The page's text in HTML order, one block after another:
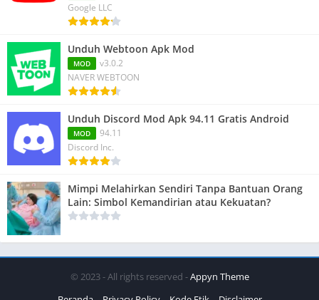
Google LLC
Unduh Webtoon Apk Mod
MOD
v3.0.2
NAVER WEBTOON
Unduh Discord Mod Apk 94.11 Gratis Android
MOD
94.11
Discord Inc.
Mimpi Melahirkan Sendiri Tanpa Bantuan Orang
Lain: Simbol Kemandirian atau Kekuatan?
© 2023 - All rights reserved -Appyn Theme